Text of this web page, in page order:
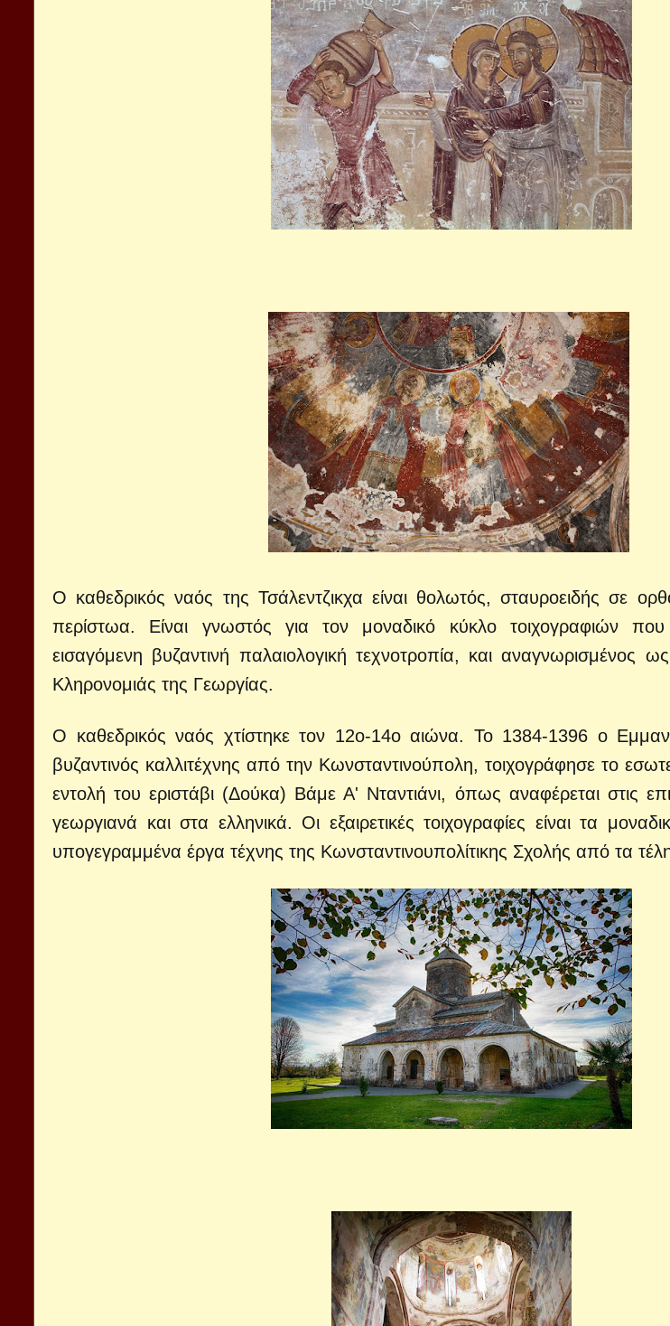
Ο καθεδρικός ναός της Τσάλεντζικχα είναι θολωτός, σταυροειδής σε
περίστωα. Είναι γνωστός για τον μοναδικό κύκλο τοιχογραφιών που
εισαγόμενη βυζαντινή παλαιολογική τεχνοτροπία, και αναγνωρισμένος ως
Κληρονομιάς της Γεωργίας.
Ο καθεδρικός ναός χτίστηκε τον 12ο-14ο αιώνα. Το 1384-1396 ο
βυζαντινός καλλιτέχνης από την Κωνσταντινούπολη, τοιχογράφησε το
εντολή του εριστάβι (Δούκα) Βάμε Α' Νταντιάνι, όπως αναφέρεται στις
γεωργιανά και στα ελληνικά. Οι εξαιρετικές τοιχογραφίες είναι τα
υπογεγραμμένα έργα τέχνης της Κωνσταντινουπολίτικης Σχολής από τα